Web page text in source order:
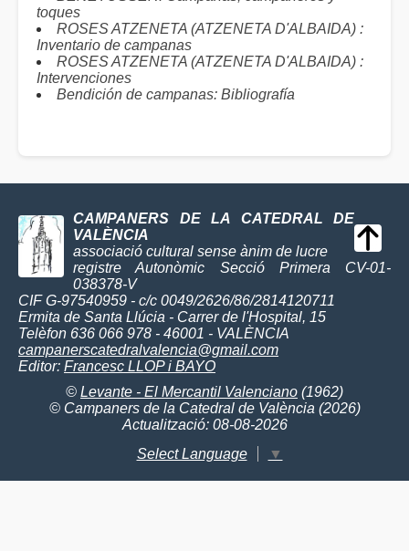
toques
ROSES ATZENETA (ATZENETA D'ALBAIDA) :
Inventario de campanas
ROSES ATZENETA (ATZENETA D'ALBAIDA) :
Intervenciones
Bendición de campanas: Bibliografía
CAMPANERS DE LA CATEDRAL DE
VALÈNCIA
associació cultural sense ànim de lucre
registre Autonòmic Secció Primera CV-01-
038378-V
CIF G-97540959 - c/c 0049/2626/86/2814120711
Ermita de Santa Llúcia - Carrer de l'Hospital, 15
Telèfon 636 066 978 - 46001 - VALÈNCIA
campanerscatedralvalencia@gmail.com
Editor: Francesc LLOP i BAYO
© Levante - El Mercantil Valenciano (1962)
© Campaners de la Catedral de València (2026)
Actualització: 08-08-2026
Select Language
▼